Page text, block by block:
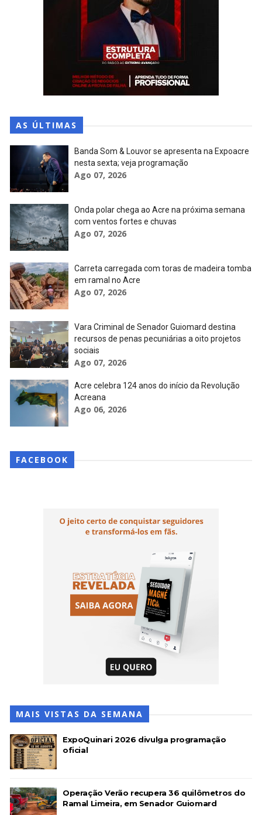
AS ÚLTIMAS
Banda Som & Louvor se apresenta na Expoacre
nesta sexta; veja programação
Ago 07, 2026
Onda polar chega ao Acre na próxima semana
com ventos fortes e chuvas
Ago 07, 2026
Carreta carregada com toras de madeira tomba
em ramal no Acre
Ago 07, 2026
Vara Criminal de Senador Guiomard destina
recursos de penas pecuniárias a oito projetos
sociais
Ago 07, 2026
Acre celebra 124 anos do início da Revolução
Acreana
Ago 06, 2026
FACEBOOK
MAIS VISTAS DA SEMANA
ExpoQuinari 2026 divulga programação
oficial
Operação Verão recupera 36 quilômetros do
Ramal Limeira, em Senador Guiomard